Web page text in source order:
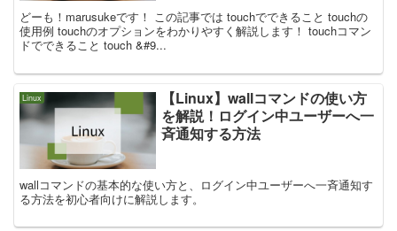
どーも！marusukeです！ この記事では touchでできること touchの
使用例 touchのオプションをわかりやすく解説します！ touchコマン
ドでできること touch &#9...
Linux
【Linux】wallコマンドの使い方
を解説！ログイン中ユーザーへ一
斉通知する方法
wallコマンドの基本的な使い方と、ログイン中ユーザーへ一斉通知す
る方法を初心者向けに解説します。